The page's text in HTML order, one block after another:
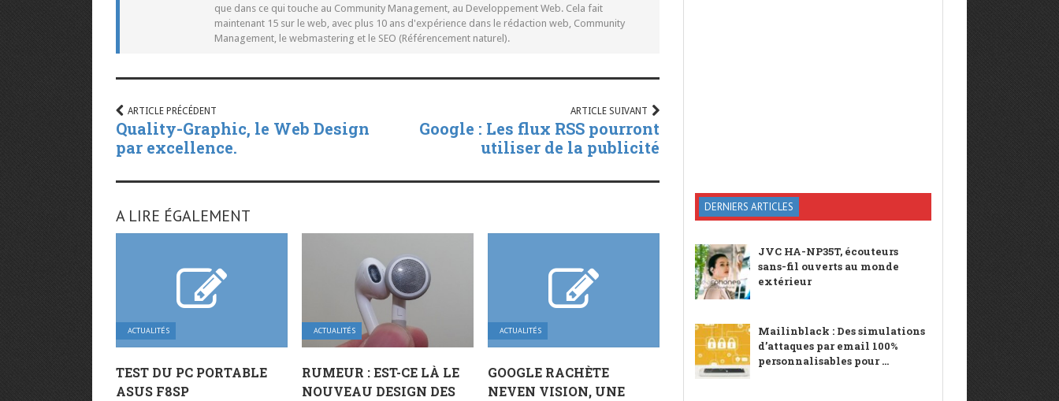
que dans ce qui touche au Community Management, au Developpement Web. Cela fait
maintenant 15 sur le web, avec plus 10 ans d'expérience dans le rédaction web, Community
Management, le webmastering et le SEO (Référencement naturel).
ARTICLE PRÉCÉDENT
Quality-Graphic, le Web Design
par excellence.
ARTICLE SUIVANT
Google : Les flux RSS pourront
utiliser de la publicité
A LIRE ÉGALEMENT
ACTUALITÉS
TEST DU PC PORTABLE
ASUS F8SP
ACTUALITÉS
RUMEUR : EST-CE LÀ LE
NOUVEAU DESIGN DES
ACTUALITÉS
GOOGLE RACHÈTE
NEVEN VISION, UNE
DERNIERS ARTICLES
JVC HA-NP35T, écouteurs
sans-fil ouverts au monde
extérieur
Mailinblack : Des simulations
d’attaques par email 100%
personnalisables pour ...